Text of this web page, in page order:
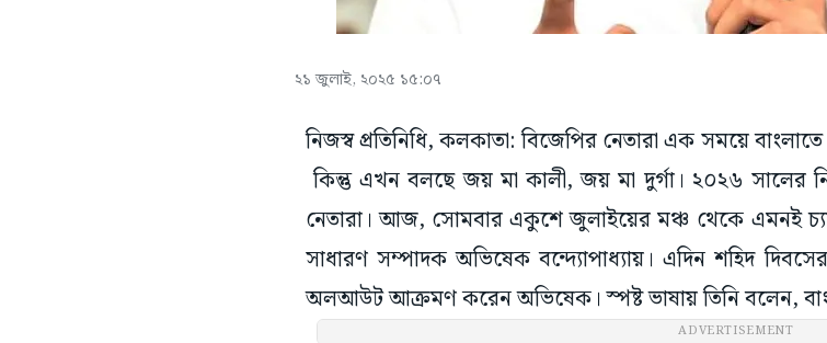
২১ জুলাই, ২০২৫ ১৫:০৭
নিজস্ব প্রতিনিধি, কলকাতা: বিজেপির নেতারা এক সময়ে
কিন্তু এখন বলছে জয় মা কালী, জয় মা দুর্গা। ২০২৬ সালের
নেতারা। আজ, সোমবার একুশে জুলাইয়ের মঞ্চ থেকে এমনই
সাধারণ সম্পাদক অভিষেক বন্দ্যোপাধ্যায়। এদিন শহিদ
অলআউট আক্রমণ করেন অভিষেক। স্পষ্ট ভাষায় তিনি বলেন,
ADVERTISEMENT